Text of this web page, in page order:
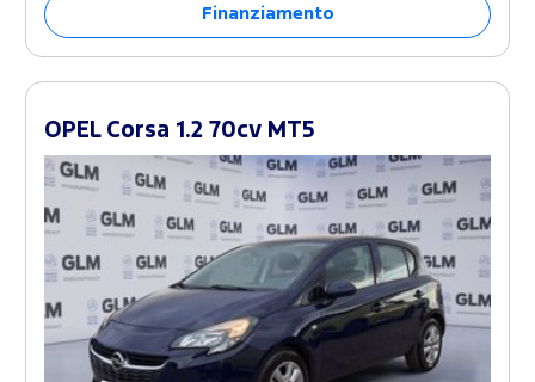
Finanziamento
OPEL Corsa 1.2 70cv MT5